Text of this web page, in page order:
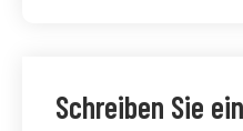
Schreiben Sie